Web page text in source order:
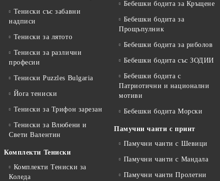
Тениски със забавни
надписи
Тениски за лятото
Тениски за различни
професии
Тениски Puzzles Bulgaria
Йога тениски
Тениски за Трифон зарезан
Тениски за Влюбени и
Свети Валентин
Комплекти Тениски
Комплекти Тениски за
Коледа
Бебешки бодита за Кръщене
Бебешки бодита за
Прощъпулник
Бебешки бодита за риболов
Бебешки бодита със ЗОДИИ
Бебешки бодита с
Патриотични и национални
мотиви
Бебешки бодита Морски
Памучни чанти с принт
Памучни чанти с Шевици
Памучни чанти с Мандала
Памучни чанти Пролетни